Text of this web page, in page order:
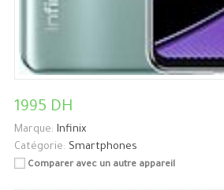
1995 DH
Marque: Infinix
Catégorie: Smartphones
Comparer avec un autre appareil